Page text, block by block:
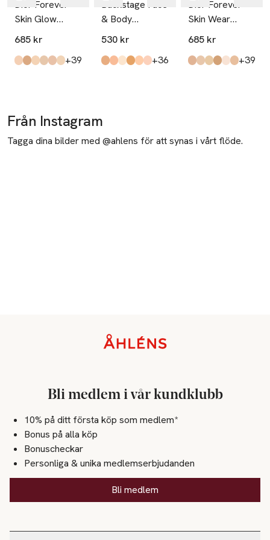
Dior Forever
Skin Glow
Foundation
685 kr
Produkten finns i färgerna:
1n,
4n,
1,5w,
2n,
2wp,
0,5N, +39
Backstage Face
& Body
Foundation
530 kr
Produkten finns i färgerna:
3 Neutral,
3 Cool,
0 Warm,
4 Warm,
2 Warm Peach,
1 Cool, +36
Dior Forever
Skin Wear
Foundation
685 kr
Produkten finns i
3n,
2n,
2wo,
4w,
00,
2w, +39
Från Instagram
Tagga dina bilder med @ahlens för att synas i vårt flöde.
Bli medlem i vår kundklubb
10% på ditt första köp som medlem*
Bonus på alla köp
Bonuscheckar
Personliga & unika medlemserbjudanden
Bli medlem